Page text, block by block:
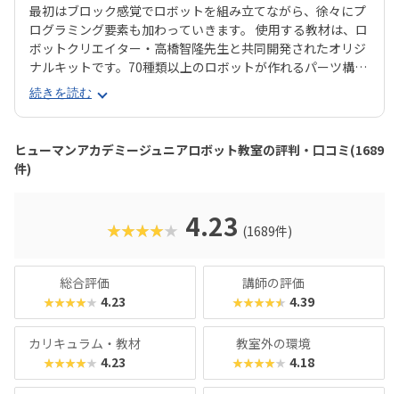
最初はブロック感覚でロボットを組み立てながら、徐々にプ
ログラミング要素も加わっていきます。 使用する教材は、ロ
ボットクリエイター・高橋智隆先生と共同開発されたオリジ
ナルキットです。70種類以上のロボットが作れるパーツ構成
で、飽きずに続けやすい点も特徴です。 月2回の90分授業で
は、ロボットを完成させる「基本製作」と、オリジナル改造
に挑戦する「応用実践」を繰り返す設計。子どもたちは毎
回、新しい達成感と成長を実感できる仕組みになっていま
す。 自ら考え、試行錯誤しながらロボットを動かす経験は、
創造力や論理的思考力を育むだけでなく、学ぶ楽しさそのも
続きを読む
ヒューマンアカデミージュニアロボット教室の評判・口コミ(1689
件)
★★★★★ 4.23 (1689件)
総合評価
★★★★★ 4.23
講師の評価
★★★★★ 4.39
カリキュラム・教材
★★★★★ 4.23
教室外の環境
★★★★★ 4.18